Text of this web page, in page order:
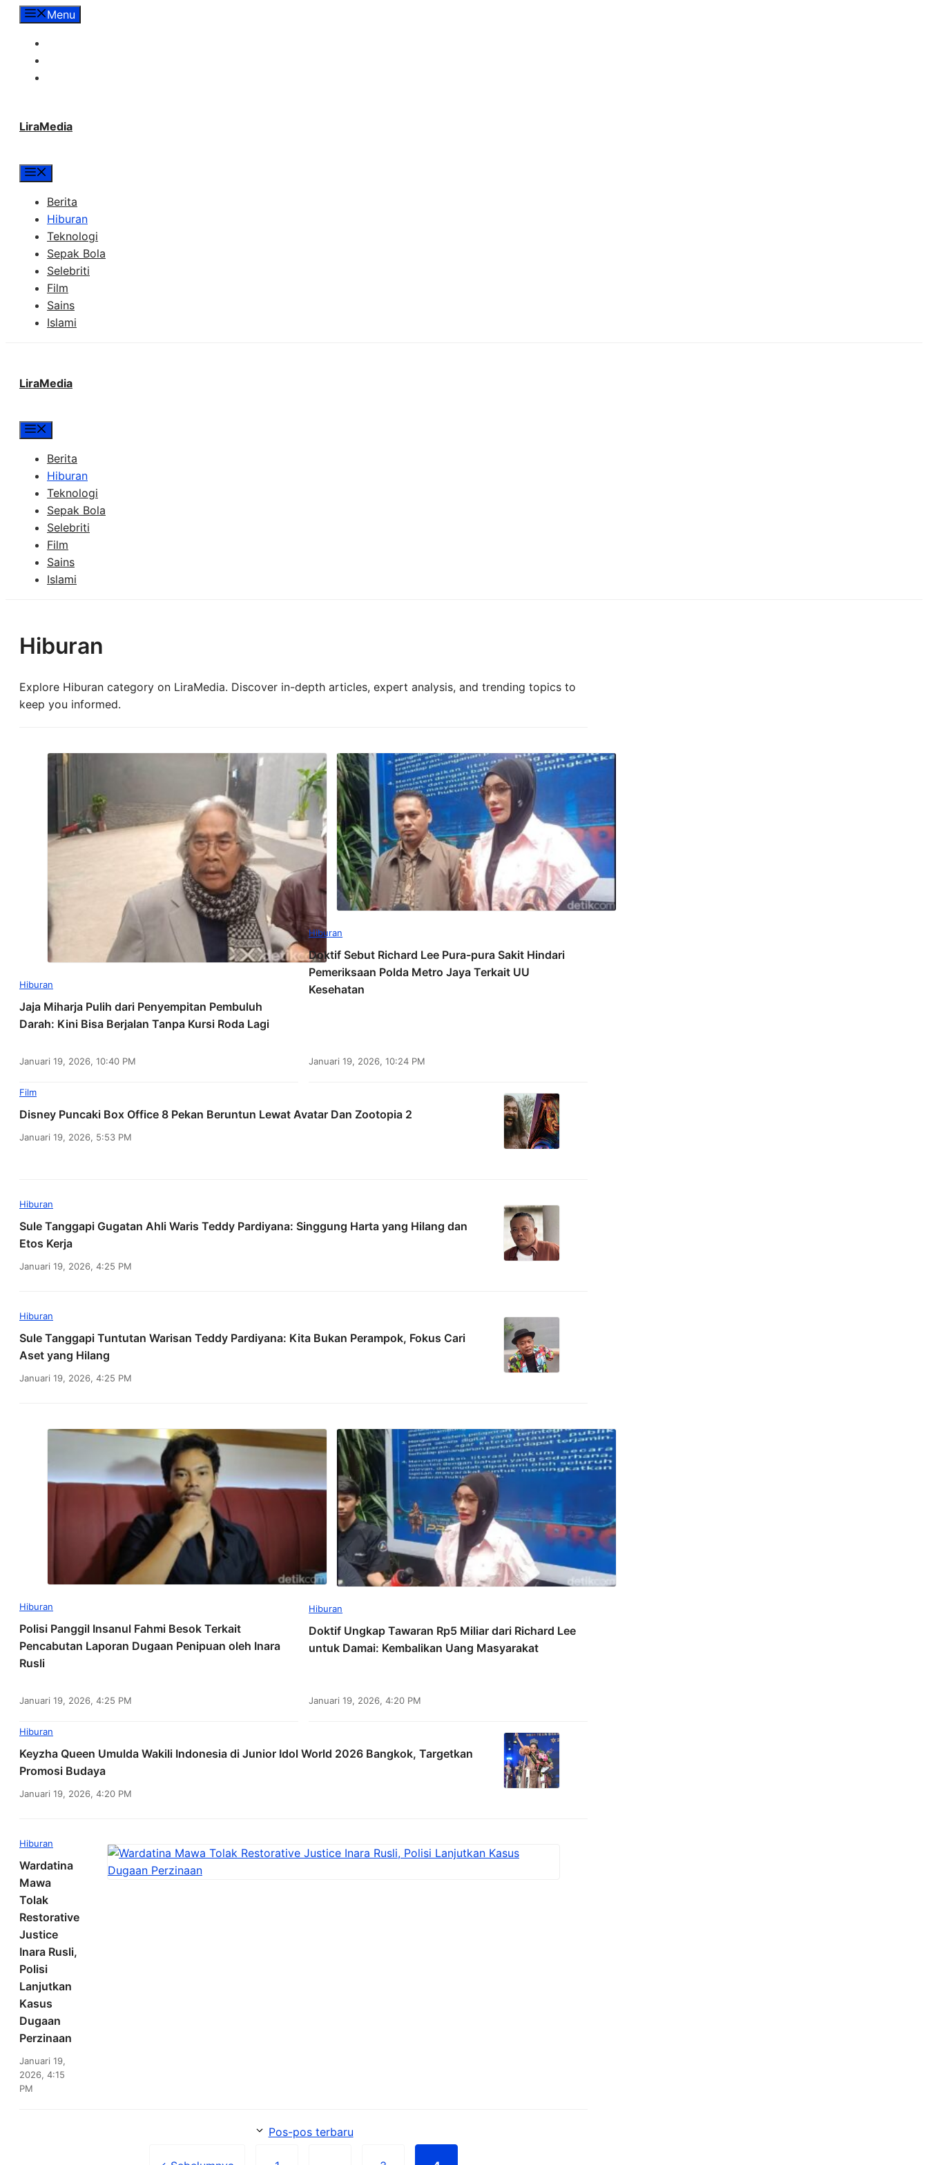
LangsungMenu
LiraMedia
Berita
Hiburan
Teknologi
Sepak Bola
Selebriti
Film
Sains
Islami
LiraMedia
Berita
Hiburan
Teknologi
Sepak Bola
Selebriti
Film
Sains
Islami
Hiburan
Explore Hiburan category on LiraMedia. Discover in-depth articles, expert analysis, and trending topics to
keep you informed.
Hiburan
Jaja Miharja Pulih dari Penyempitan Pembuluh
Darah: Kini Bisa Berjalan Tanpa Kursi Roda Lagi
Januari 19, 2026, 10:40 PM
Hiburan
Doktif Sebut Richard Lee Pura-pura Sakit Hindari
Pemeriksaan Polda Metro Jaya Terkait UU
Kesehatan
Januari 19, 2026, 10:24 PM
Film
Disney Puncaki Box Office 8 Pekan Beruntun Lewat Avatar Dan Zootopia 2
Januari 19, 2026, 5:53 PM
Hiburan
Sule Tanggapi Gugatan Ahli Waris Teddy Pardiyana: Singgung Harta yang Hilang dan
Etos Kerja
Januari 19, 2026, 4:25 PM
Hiburan
Sule Tanggapi Tuntutan Warisan Teddy Pardiyana: Kita Bukan Perampok, Fokus Cari
Aset yang Hilang
Januari 19, 2026, 4:25 PM
Hiburan
Polisi Panggil Insanul Fahmi Besok Terkait
Pencabutan Laporan Dugaan Penipuan oleh Inara
Rusli
Januari 19, 2026, 4:25 PM
Hiburan
Doktif Ungkap Tawaran Rp5 Miliar dari Richard Lee
untuk Damai: Kembalikan Uang Masyarakat
Januari 19, 2026, 4:20 PM
Hiburan
Keyzha Queen Umulda Wakili Indonesia di Junior Idol World 2026 Bangkok, Targetkan
Promosi Budaya
Januari 19, 2026, 4:20 PM
Hiburan
Wardatina
Mawa
Tolak
Restorative
Justice
Inara Rusli,
Polisi
Lanjutkan
Kasus
Dugaan
Perzinaan
Januari 19,
2026, 4:15
PM
Pos-pos terbaru